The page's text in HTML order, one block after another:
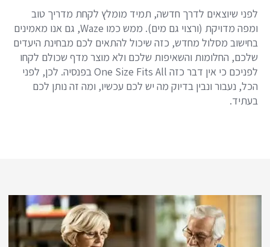
לפני שיוצאים לדרך חדשה, תמיד מומלץ לקחת מדריך טוב
ומפה מדויקת (ורצוי גם מים). ממש כמו Waze, גם אנו מאמינים
בחישוב מסלול מחדש, כזה שיכול להתאים לכם מבחינת היעדים
שלכם, החלומות והשאיפות שלכם ולא מוצר מדף שכולם לקחו
לפניכם כי אין דבר כזה One Size Fits All בפנסיה. לכן, לפני
הכל, נעבור ונבין בדיוק מה יש לכם עכשיו, ומה זה נותן לכם
בעתיד.